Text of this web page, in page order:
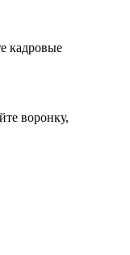
кадровые
воронку,